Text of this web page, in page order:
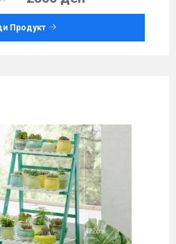
Продукт